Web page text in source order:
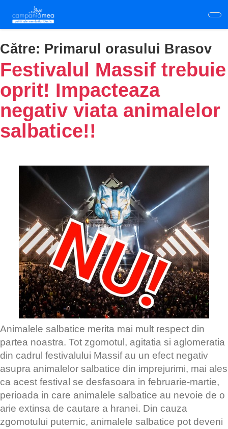
main
content
Către: Primarul orasului Brasov
Festivalul Massif trebuie
oprit! Impacteaza
negativ viata animalelor
salbatice!!
Animalele salbatice merita mai mult respect din
partea noastra. Tot zgomotul, agitatia si aglomeratia
din cadrul festivalului Massif au un efect negativ
asupra animalelor salbatice din imprejurimi, mai ales
ca acest festival se desfasoara in februarie-martie,
perioada in care animalele salbatice au nevoie de o
arie extinsa de cautare a hranei. Din cauza
zgomotului puternic, animalele salbatice pot deveni